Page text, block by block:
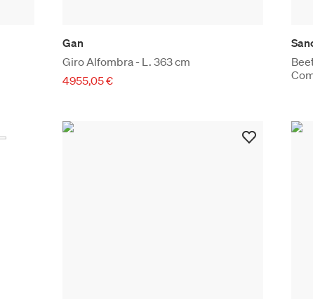
Gan
Giro Alfombra - L. 363 cm
4955,05 €